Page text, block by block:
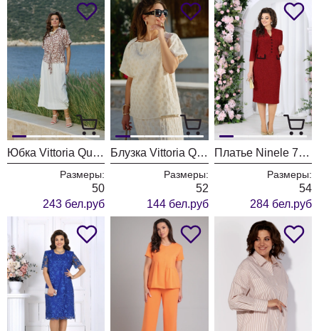
Юбка Vittoria Queen 29113ю молочный
Размеры:
50
243 бел.руб
Блузка Vittoria Queen 28903бл бежевый
Размеры:
52
144 бел.руб
Платье Ninele 7534 красный
Размеры:
54
284 бел.руб